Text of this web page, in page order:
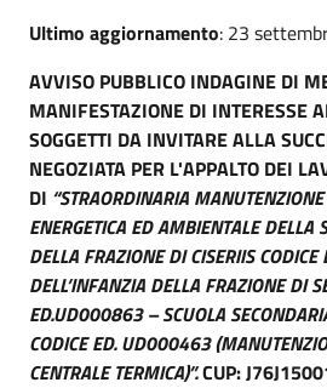
Ultimo aggiornamento: 23
AVVISO PUBBLICO INDAGINE DI
MANIFESTAZIONE DI INTERESSE
SOGGETTI DA INVITARE ALLA
NEGOZIATA PER L'APPALTO DEI
DI “STRAORDINARIA
ENERGETICA ED AMBIENTALE DELLA
DELLA FRAZIONE DI CISERIIS
DELL’INFANZIA DELLA FRAZIONE DI
ED.UD000863 – SCUOLA
CODICE ED. UD000463
CENTRALE TERMICA)”.CUP: